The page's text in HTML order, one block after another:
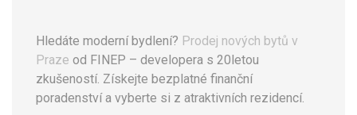
Hledáte moderní bydlení? Prodej nových bytů v
Praze od FINEP – developera s 20letou
zkušeností. Získejte bezplatné finanční
poradenství a vyberte si z atraktivních rezidencí.